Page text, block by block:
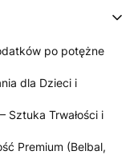
po potężne
dla Dzieci i
Sztuka Trwałości i
Premium (Belbal,